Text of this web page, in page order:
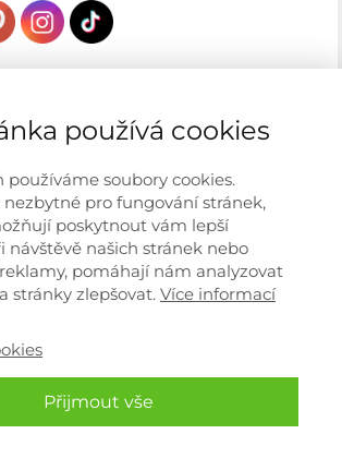
podporu?
Zdravé jídlo 2x
používá cookies
používáme soubory cookies.
nezbytné pro fungování stránek,
poskytnout vám lepší
návštěvě našich stránek nebo
pomáhají nám analyzovat
stránky zlepšovat. Více informací
Přijmout vše